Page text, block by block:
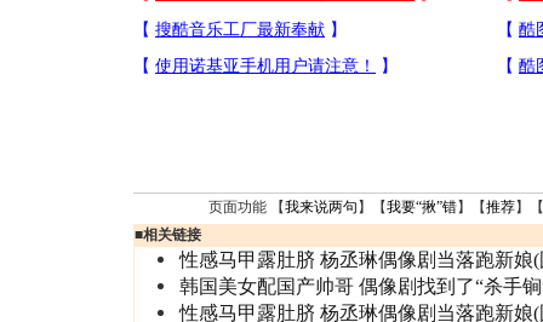
页面功能 【我来说两句 】【我要“揪”错】【推荐】
■相关链接
性感马甲露肚脐 杨丞琳偶像剧当落跑新娘
韩国美女配国产帅哥 偶像剧找到了“杀手
性感马甲露肚脐 杨丞琳偶像剧当落跑新娘